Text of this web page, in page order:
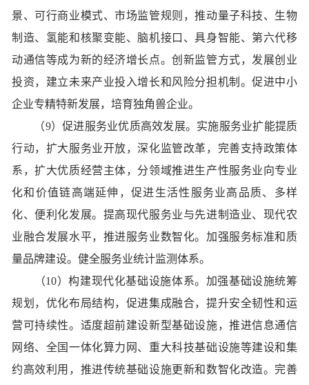
景、可行商业模式、市场监管规则，推动量子科技、生物
制造、氢能和核聚变能、脑机接口、具身智能、第六代移
动通信等成为新的经济增长点。创新监管方式，发展创业
投资，建立未来产业投入增长和风险分担机制。促进中小
企业专精特新发展，培育独角兽企业。
（9）促进服务业优质高效发展。实施服务业扩能提质
行动，扩大服务业开放，深化监管改革，完善支持政策体
系，扩大优质经营主体，分领域推进生产性服务业向专业
化和价值链高端延伸，促进生活性服务业高品质、多样
化、便利化发展。提高现代服务业与先进制造业、现代农
业融合发展水平，推进服务业数智化。加强服务标准和质
量品牌建设。健全服务业统计监测体系。
（10）构建现代化基础设施体系。加强基础设施统筹
规划，优化布局结构，促进集成融合，提升安全韧性和运
营可持续性。适度超前建设新型基础设施，推进信息通信
网络、全国一体化算力网、重大科技基础设施等建设和集
约高效利用，推进传统基础设施更新和数智化改造。完善